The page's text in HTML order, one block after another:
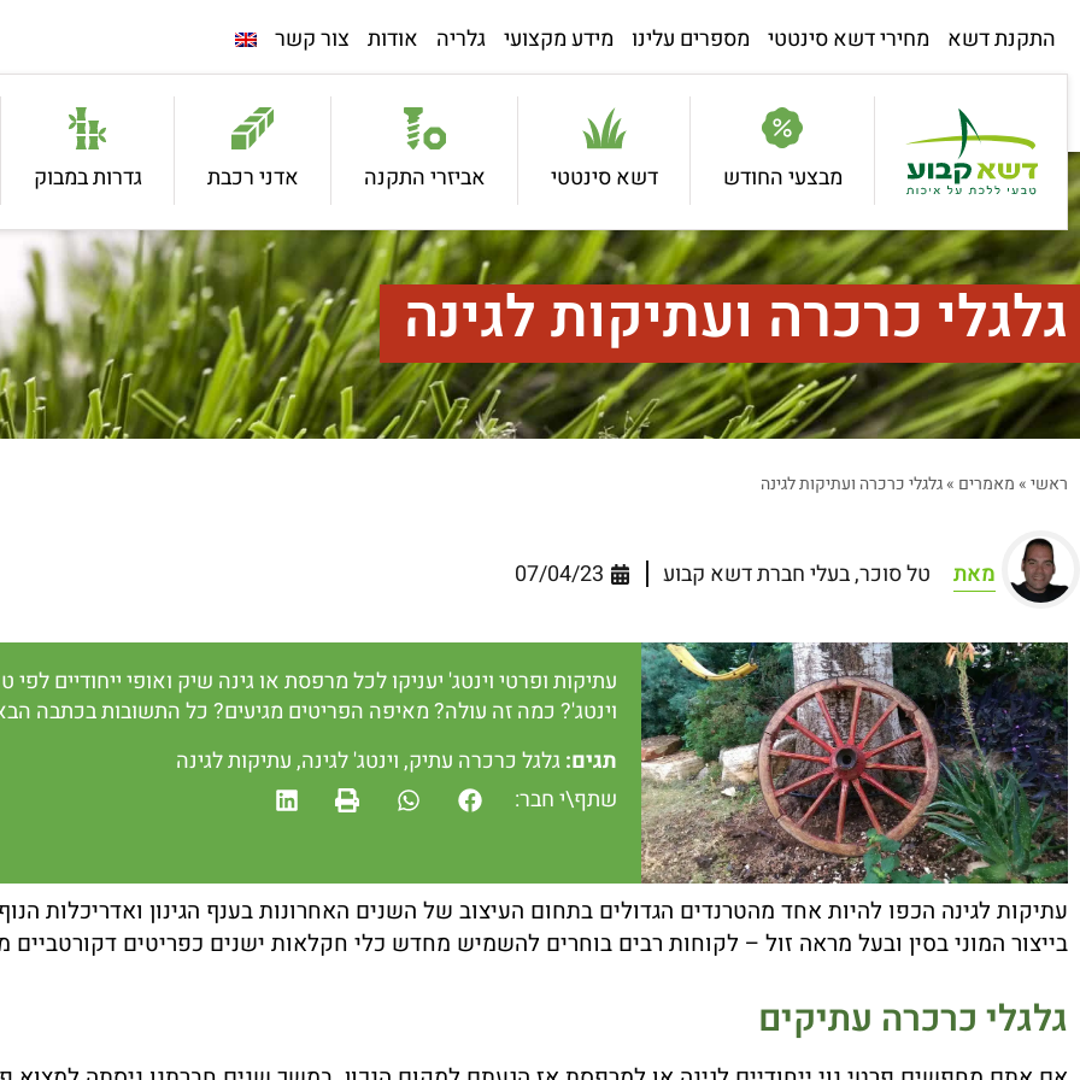
התקנת דשא מחירי דשא סינטטי מספרים עלינו מידע מקצועי גלריה אודות צור קשר
מבצעי החודש דשא סינטטי אביזרי התקנה אדני רכבת גדרות במבוק
גלגלי כרכרה ועתיקות לגינה
ראשי»מאמרים »גלגלי כרכרה ועתיקות לגינה
מאת טל סוכר, בעלי חברת דשא קבוע 07/04/23
עתיקות ופרטי וינטג' יעניקו לכל מרפסת או גינה שיק ואופי ייחודיים
וינטג'? כמה זה עולה? מאיפה הפריטים מגיעים? כל התשובות בכתבה
תגים:גלגל כרכרה עתיק,וינטג' לגינה,עתיקות לגינה
שתף\י חבר:
עתיקות לגינה הכפו להיות אחד מהטרנדים הגדולים בתחום העיצוב של השנים האחרונות בענף הגינון ואדריכלות
בייצור המוני בסין ובעל מראה זול – לקוחות רבים בוחרים להשמיש מחדש כלי חקלאות ישנים כפריטים דקורטביים
גלגלי כרכרה עתיקים